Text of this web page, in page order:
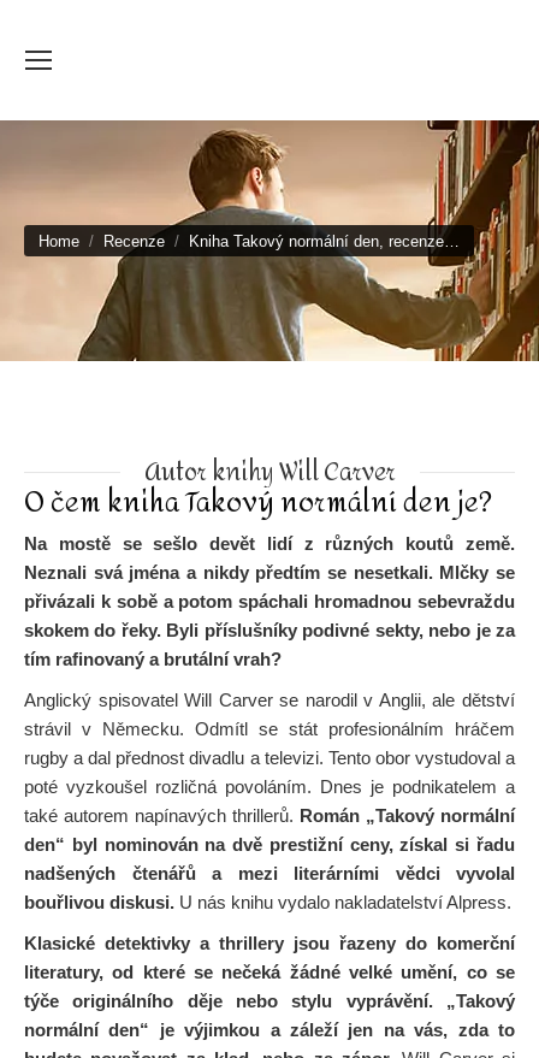
You are here:
Home Recenze Kniha Takový normální den, recenze…
Autor knihy Will Carver
O čem knihaTakový normální denje?
Na mostě se sešlo devět lidí z různých koutů země.
Neznali svá jména a nikdy předtím se nesetkali. Mlčky se
přivázali k sobě a potom spáchali hromadnou sebevraždu
skokem do řeky. Byli příslušníky podivné sekty, nebo je za
tím rafinovaný a brutální vrah?
Anglický spisovatel Will Carver se narodil v Anglii, ale dětství
strávil v Německu. Odmítl se stát profesionálním hráčem
rugby a dal přednost divadlu a televizi. Tento obor vystudoval a
poté vyzkoušel rozličná povoláním. Dnes je podnikatelem a
také autorem napínavých thrillerů. Román „Takový normální
den“ byl nominován na dvě prestižní ceny, získal si řadu
nadšených čtenářů a mezi literárními vědci vyvolal
bouřlivou diskusi. U nás knihu vydalo nakladatelství Alpress.
Klasické detektivky a thrillery jsou řazeny do komerční
literatury, od které se nečeká žádné velké umění, co se
týče originálního děje nebo stylu vyprávění. „Takový
normální den“ je výjimkou a záleží jen na vás, zda to